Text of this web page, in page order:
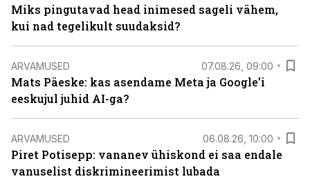
Miks pingutavad head inimesed sageli vähem,
kui nad tegelikult suudaksid?
ARVAMUSED 07.08.26, 09:00
Mats Päeske: kas asendame Meta ja Google’i
eeskujul juhid AI-ga?
ARVAMUSED 06.08.26, 10:00
Piret Potisepp: vananev ühiskond ei saa endale
vanuselist diskrimineerimist lubada